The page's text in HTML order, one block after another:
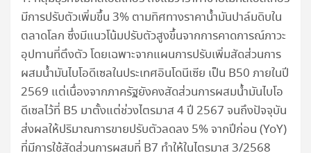
มีการปรับตัวเพิ่มขึ้น 3% ตามทิศทางราคาน้ำมันปาล์มดิบใน
ตลาดโลก ซึ่งมีแนวโน้มปรับตัวสูงขึ้นจากการคาดการณ์ภาวะ
อุปทานที่ตึงตัว โดยเฉพาะจากแผนการปรับเพิ่มสัดส่วนการ
ผสมน้ำมันไบโอดีเซลในประเทศอินโดนีเซีย เป็น B50 ภายในปี
2569 แต่เนื่องจากภาครัฐยังคงสัดส่วนการผสมน้ำมันไบโอ
ดีเซลไว้ที่ B5 มาตั้งแต่ช่วงไตรมาส 4 ปี 2567 จนถึงปัจจุบัน
ส่งผลให้ปริมาณการขายปรับตัวลดลง 5% จากปีก่อน (YoY)
ที่มีการใช้สัดส่วนการผสมที่ B7 ทำให้ในไตรมาส 3/2568